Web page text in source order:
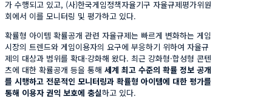
가 수행되고 있고, (사)한국게임정책자율기구 자율규제평가위원
회에서 이를 모니터링 및 평가하고 있다.
확률형 아이템 확률공개 관련 자율규제는 빠르게 변화하는 게임
시장의 트렌드와 게임이용자의 요구에 부응하기 위하여 자율규
제의 대상과 범위를 확대·강화해 왔다. 최근 강화형·합성형 콘텐
츠에 대한 확률공개 등을 통해 세계 최고 수준의 확률 정보 공개
를 시행하고 전문적인 모니터링과 확률형 아이템에 대한 평가를
통해 이용자 권익 보호에 충실하고 있다.